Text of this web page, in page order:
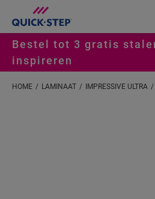
Bestel tot 3 gratis
inspireren
HOME LAMINAAT IMPRESSIVE ULTRA